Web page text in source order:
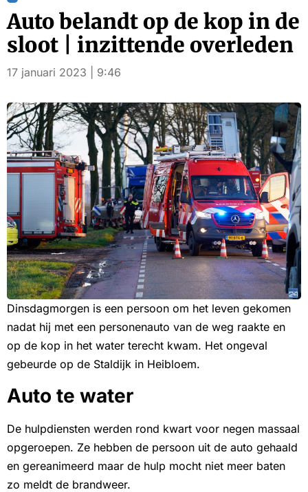
Auto belandt op de kop in de
sloot | inzittende overleden
17 januari 2023 | 9:46
Dinsdagmorgen is een persoon om het leven gekomen
nadat hij met een personenauto van de weg raakte en
op de kop in het water terecht kwam. Het ongeval
gebeurde op de Staldijk in Heibloem.
Auto te water
De hulpdiensten werden rond kwart voor negen massaal
opgeroepen. Ze hebben de persoon uit de auto gehaald
en gereanimeerd maar de hulp mocht niet meer baten
zo meldt de brandweer.